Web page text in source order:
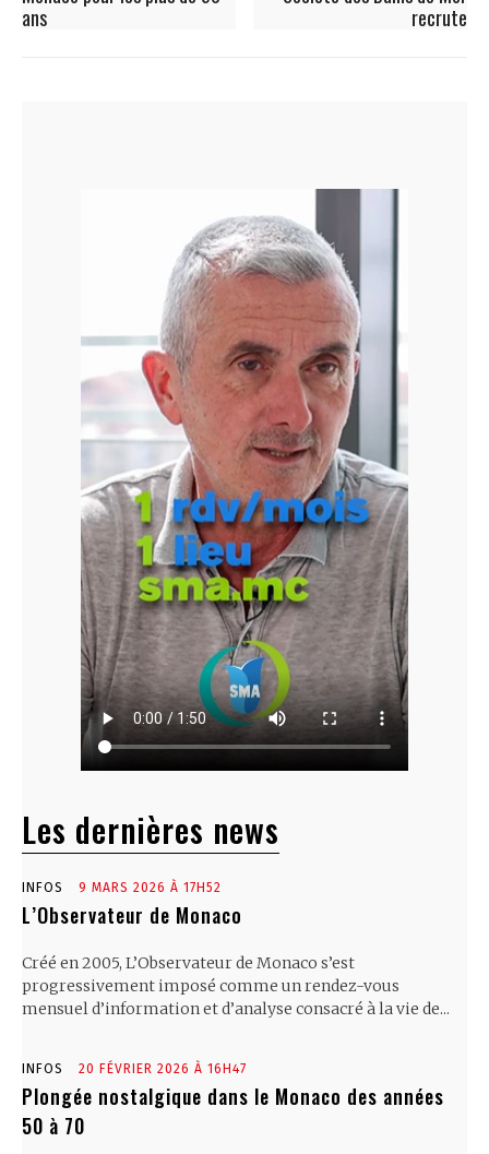
ans
recrute
Les dernières news
INFOS 9 MARS 2026 À 17H52
L’Observateur de Monaco
Créé en 2005, L’Observateur de Monaco s’est
progressivement imposé comme un rendez-vous
mensuel d’information et d’analyse consacré à la vie de...
INFOS 20 FÉVRIER 2026 À 16H47
Plongée nostalgique dans le Monaco des années
50 à 70